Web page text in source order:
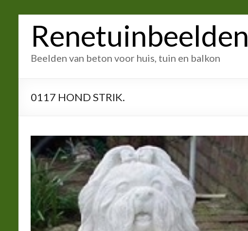
inhoudRenetuinbeelden
Beelden van beton voor huis, tuin en balkon
0117 HOND STRIK.